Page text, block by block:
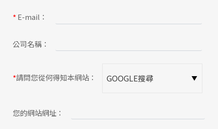
*E-mail：
公司名稱：
*請問您從何得知本網站：
您的網站網址：